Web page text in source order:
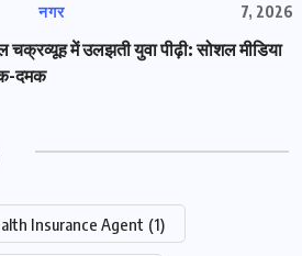
नगर
7, 2026
चक्रव्यूह में उलझती युवा पीढ़ी: सोशल मीडिया
दमक
Insurance Agent (1)